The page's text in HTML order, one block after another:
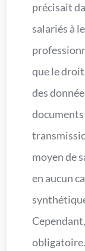
précisait
salariés à
que le droit
des
documents
moyen de
en aucun
obligatoire.